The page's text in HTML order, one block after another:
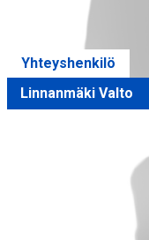
Yhteyshenkilö
Linnanmäki Valto